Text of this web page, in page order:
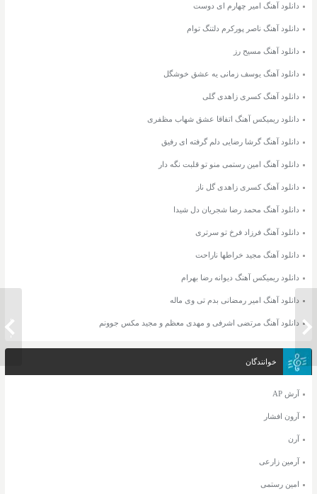
زینلی
دانلود ریمیکس برترین آهنگ های ناصر
دانلود آهنگ امیر چهارم ای دوست
دانلود آهنگ ناصر پورکرم دلتنگ توام
دانلود آهنگ مسیح رز
دانلود آهنگ یوسف زمانی یه عشق خوشگل
دانلود آهنگ کسری زاهدی گلی
دانلود ریمیکس آهنگ اتفاقا عشق شهاب مظفری
دانلود آهنگ گرشا رضایی دلم گرفته ای رفیق
دانلود آهنگ امین رستمی منو تو قلبت نگه دار
دانلود آهنگ کسری زاهدی گل ناز
دانلود آهنگ محمد رضا شجریان دل شیدا
دانلود آهنگ فرزاد فرخ تو سرتری
دانلود آهنگ مجید خراطها ناراحت
دانلود ریمیکس آهنگ دیوانه رضا بهرام
دانلود آهنگ امیر رمضانی بدم تی وی ماله
دانلود آهنگ مرتضی اشرفی و مهدی معظم و مجید مکس جوونم
خوانندگان
آرش AP
آرون افشار
آرن
آرمین زارعی
امین رستمی